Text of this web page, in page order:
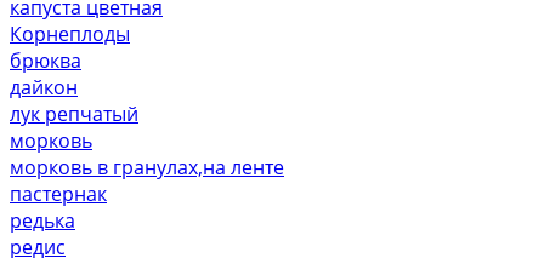
капуста цветная
Корнеплоды
брюква
дайкон
лук репчатый
морковь
морковь в гранулах,на ленте
пастернак
редька
редис